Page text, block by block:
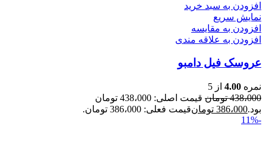
افزودن به سبد خرید
نمایش سریع
افزودن به مقایسه
افزودن به علاقه مندی
عروسک فیل دامبو
نمره 4.00 از 5
438،000 تومان
قیمت اصلی: 438،000 تومان
بود.386،000 تومانقیمت فعلی: 386،000 تومان.
-11%